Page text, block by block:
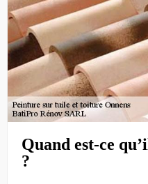
Quand est-ce
?